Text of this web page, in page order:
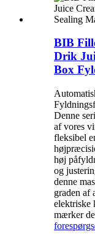
BIB
Drik
Box
Denne
af vores
fleksibel
høj
og
denne
graden af
elektriske
mærker